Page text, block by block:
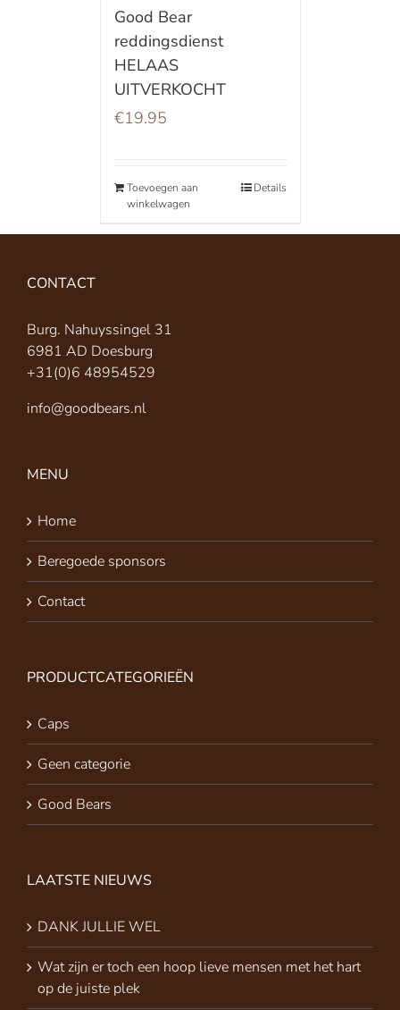
Good Bear
reddingsdienst
HELAAS
UITVERKOCHT
€19.95
Toevoegen aan
winkelwagen
Details
CONTACT
Burg. Nahuyssingel 31
6981 AD Doesburg
+31(0)6 48954529
info@goodbears.nl
MENU
Home
Beregoede sponsors
Contact
PRODUCTCATEGORIEËN
Caps
Geen categorie
Good Bears
LAATSTE NIEUWS
DANK JULLIE WEL
Wat zijn er toch een hoop lieve mensen met het hart
op de juiste plek